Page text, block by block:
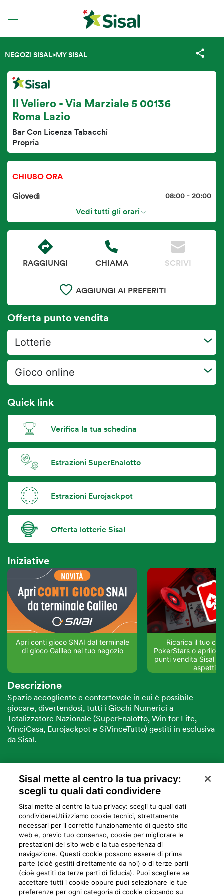
NEGOZI SISAL>MY SISAL
Il Veliero - Via Marziale 5 00136
Roma Lazio
Bar Con Licenza Tabacchi
Propria
CHIUSO ORA
Giovedì
08:00 - 20:00
Vedi tutti gli orari
Offerta punto vendita
Lotterie
Gioco online
Quick link
Verifica la tua schedina
Estrazioni SuperEnalotto
Estrazioni Eurojackpot
Offerta lotterie Sisal
Iniziative
Apri conti gioco SNAI dal terminale
di gioco Galileo nel tuo negozio
Ricarica il tuo
PokerStars o aprilo
punti vendita Sisal
Descrizione
Spazio accogliente e confortevole in cui è possibile
giocare, divertendosi, tutti i Giochi Numerici a
Totalizzatore Nazionale (SuperEnalotto, Win for Life,
VinciCasa, Eurojackpot e SiVinceTutto) gestiti in esclusiva
da Sisal.
VUOI DIVENTARE PARTNER SISAL?
RAGGIUNGI CHIAMA SCRIVI
AGGIUNGI AI PREFERITI
Privacy Cookie Mappa del sito Preferiti Iniziative
Programma
fedeltà
Sisal mette al centro la tua privacy:
scegli tu quali dati condividere
Sisal mette al centro la tua privacy: scegli tu quali dati
condividere​Utilizziamo cookie tecnici, strettamente
necessari per il corretto funzionamento di questo sito
web e, previo tuo consenso, cookie per migliorare le
prestazioni del sito web e la tua esperienza di
navigazione. Questi cookie possono essere di prima
parte (cioè gestiti direttamente da noi) o di terze parti
(cioè gestiti da terze parti di fiducia). Puoi scegliere se
accettare tutti i cookie oppure puoi selezionare le tue
preferenze per ogni categoria di cookie cliccando su